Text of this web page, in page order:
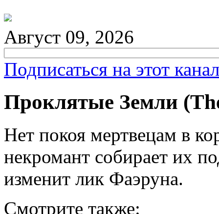
Август 09, 2026
Подписаться на этот
Проклятые Земли
Нет покоя мертвецам в
некромант собирает их
изменит лик Фаэруна.
Смотрите также: